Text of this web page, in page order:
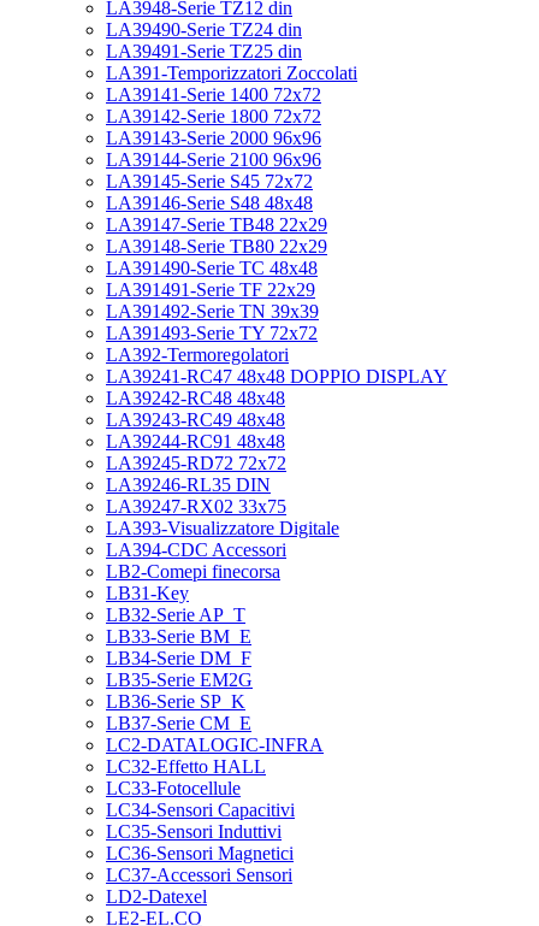
LA3948-Serie TZ12 din
LA39490-Serie TZ24 din
LA39491-Serie TZ25 din
LA391-Temporizzatori Zoccolati
LA39141-Serie 1400 72x72
LA39142-Serie 1800 72x72
LA39143-Serie 2000 96x96
LA39144-Serie 2100 96x96
LA39145-Serie S45 72x72
LA39146-Serie S48 48x48
LA39147-Serie TB48 22x29
LA39148-Serie TB80 22x29
LA391490-Serie TC 48x48
LA391491-Serie TF 22x29
LA391492-Serie TN 39x39
LA391493-Serie TY 72x72
LA392-Termoregolatori
LA39241-RC47 48x48 DOPPIO DISPLAY
LA39242-RC48 48x48
LA39243-RC49 48x48
LA39244-RC91 48x48
LA39245-RD72 72x72
LA39246-RL35 DIN
LA39247-RX02 33x75
LA393-Visualizzatore Digitale
LA394-CDC Accessori
LB2-Comepi finecorsa
LB31-Key
LB32-Serie AP_T
LB33-Serie BM_E
LB34-Serie DM_F
LB35-Serie EM2G
LB36-Serie SP_K
LB37-Serie CM_E
LC2-DATALOGIC-INFRA
LC32-Effetto HALL
LC33-Fotocellule
LC34-Sensori Capacitivi
LC35-Sensori Induttivi
LC36-Sensori Magnetici
LC37-Accessori Sensori
LD2-Datexel
LE2-EL.CO